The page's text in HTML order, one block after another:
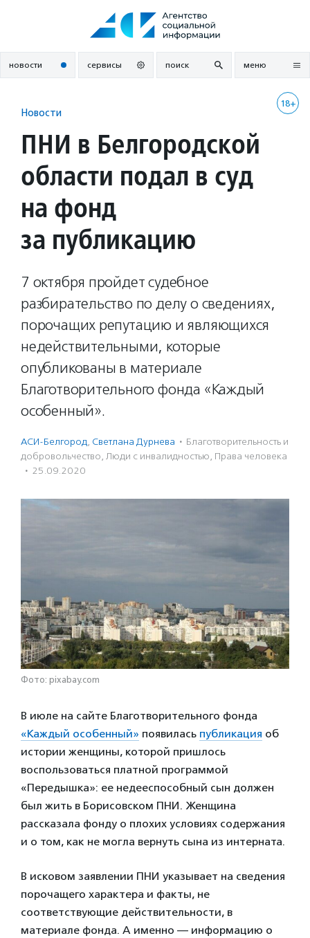
новости сервисы поиск меню
18+
Новости
ПНИ в Белгородской
области подал в суд
на фонд
за публикацию
7 октября пройдет судебное
разбирательство по делу о сведениях,
порочащих репутацию и являющихся
недействительными, которые
опубликованы в материале
Благотворительного фонда «Каждый
особенный».
АСИ-Белгород, Светлана Дурнева · Благотвори­тель­ность и
доброволь­чест­во, Люди с инвалидностью, Права человека
· 25.09.2020
Фото: pixabay.com
В июле на сайте Благотворительного фонда
«Каждый особенный» появилась публикация об
истории женщины, которой пришлось
воспользоваться платной программой
«Передышка»: ее недееспособный сын должен
был жить в Борисовском ПНИ. Женщина
рассказала фонду о плохих условиях содержания
и о том, как не могла вернуть сына из интерната.
В исковом заявлении ПНИ указывает на сведения
порочащего характера и факты, не
соответствующие действительности, в
материале фонда. А именно — информацию о